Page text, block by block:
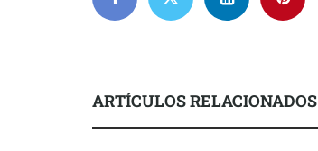
ARTÍCULOS RELACIONADOS